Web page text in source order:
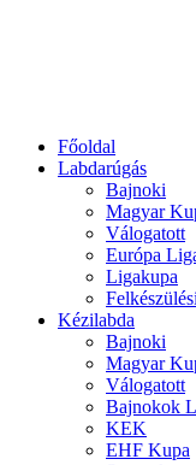
Főoldal
Labdarúgás
Bajnoki
Magyar
Válogatott
Európa
Ligakupa
Kézilabda
Bajnoki
Magyar
Válogatott
Bajnokok
KEK
EHF Kupa